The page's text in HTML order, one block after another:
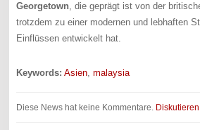
Georgetown , die geprägt ist von der
trotzdem zu einer modernen und lebhaften
Einflüssen entwickelt hat.
Keywords: Asien ,malaysia
Diese News hat keine Kommentare. Diskutieren